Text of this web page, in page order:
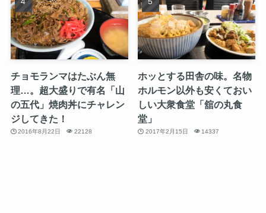
チョモランマはたぶん無
理…。超大盛りで有名「山
の五代」焼肉丼にチャレン
ジしてきた！
2016年8月22日 22128
ホッとする田舎の味。名物
ホルモン以外も安くておい
しい大衆食堂「舘の丸食
堂」
2017年2月15日 14337